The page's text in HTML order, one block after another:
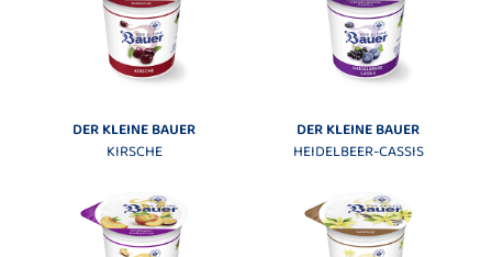
DER KLEINE BAUER
KIRSCHE
DER KLEINE BAUER
HEIDELBEER-CASSIS